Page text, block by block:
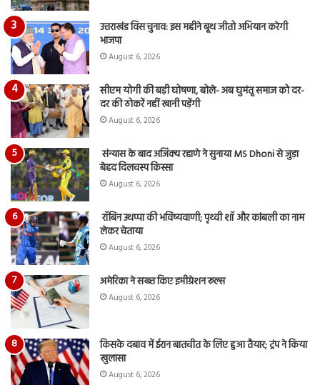
उत्तराखंड विस चुनाव: इस महीने बूथ जीतो अभियान करेगी
भाजपा
August 6, 2026
सीएम योगी की बड़ी घोषणा, बोले- अब घुमंतू समाज को दर-
दर की ठोकरें नहीं खानी पड़ेंगी
August 6, 2026
संन्यास के बाद अजिंक्‍य रहाणे ने सुनाया MS Dhoni से जुड़ा
बेहद दिलचस्प किस्सा
August 6, 2026
रॉबिन उथप्पा की भविष्यवाणी; पृथ्वी शॉ और कांबली का नाम
लेकर चेताया
August 6, 2026
अमेरिका ने सख्त किए इमीग्रेशन रूल्स
August 6, 2026
किसके दबाव में ईरान बातचीत के लिए हुआ तैयार; ट्रंप ने किया
खुलासा
August 6, 2026